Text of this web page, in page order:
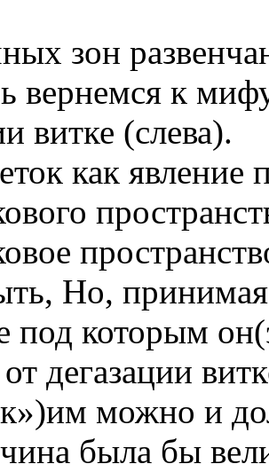
зон
вернемся к
витке (слева).
как явление
Но,
под которым
дегазации
можно и
была бы